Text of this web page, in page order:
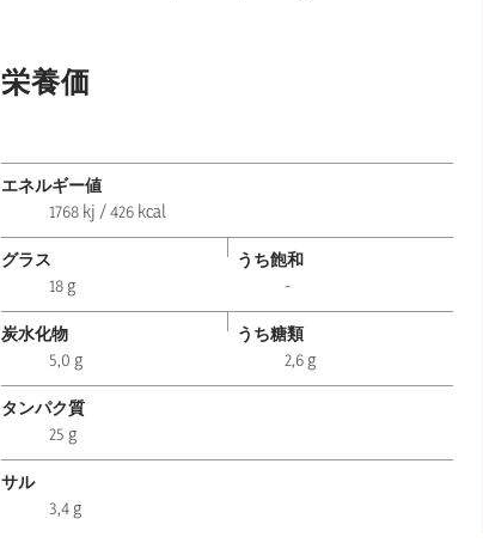
栄養価
エネルギー値
1768 kj / 426 kcal
グラス
18 g
うち飽和
-
炭水化物
5,0 g
うち糖類
2,6 g
タンパク質
25 g
サル
3,4 g